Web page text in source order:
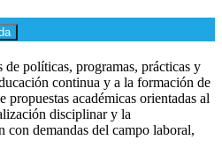
de políticas, programas, prácticas y
continua y a la formación de
académicas orientadas al
disciplinar y la
con demandas del campo laboral,